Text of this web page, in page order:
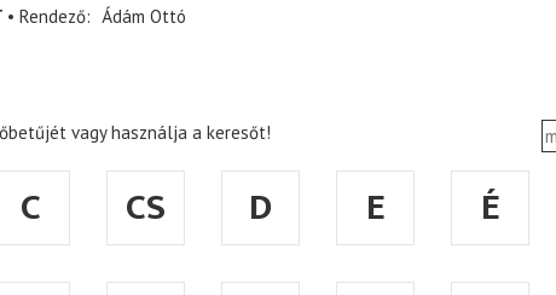
Rendező
Ádám Ottó
vagy használja a keresőt!
C CS D E É